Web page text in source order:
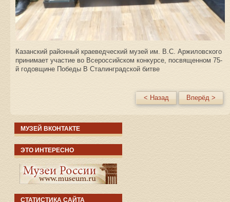
Казанский районный краеведческий музей им. В.С. Аржиловского
принимает участие во Всероссийском конкурсе, посвященном 75-
й годовщине Победы В Сталинградской битве
< Назад Вперёд >
МУЗЕЙ ВКОНТАКТЕ
ЭТО ИНТЕРЕСНО
СТАТИСТИКА САЙТА